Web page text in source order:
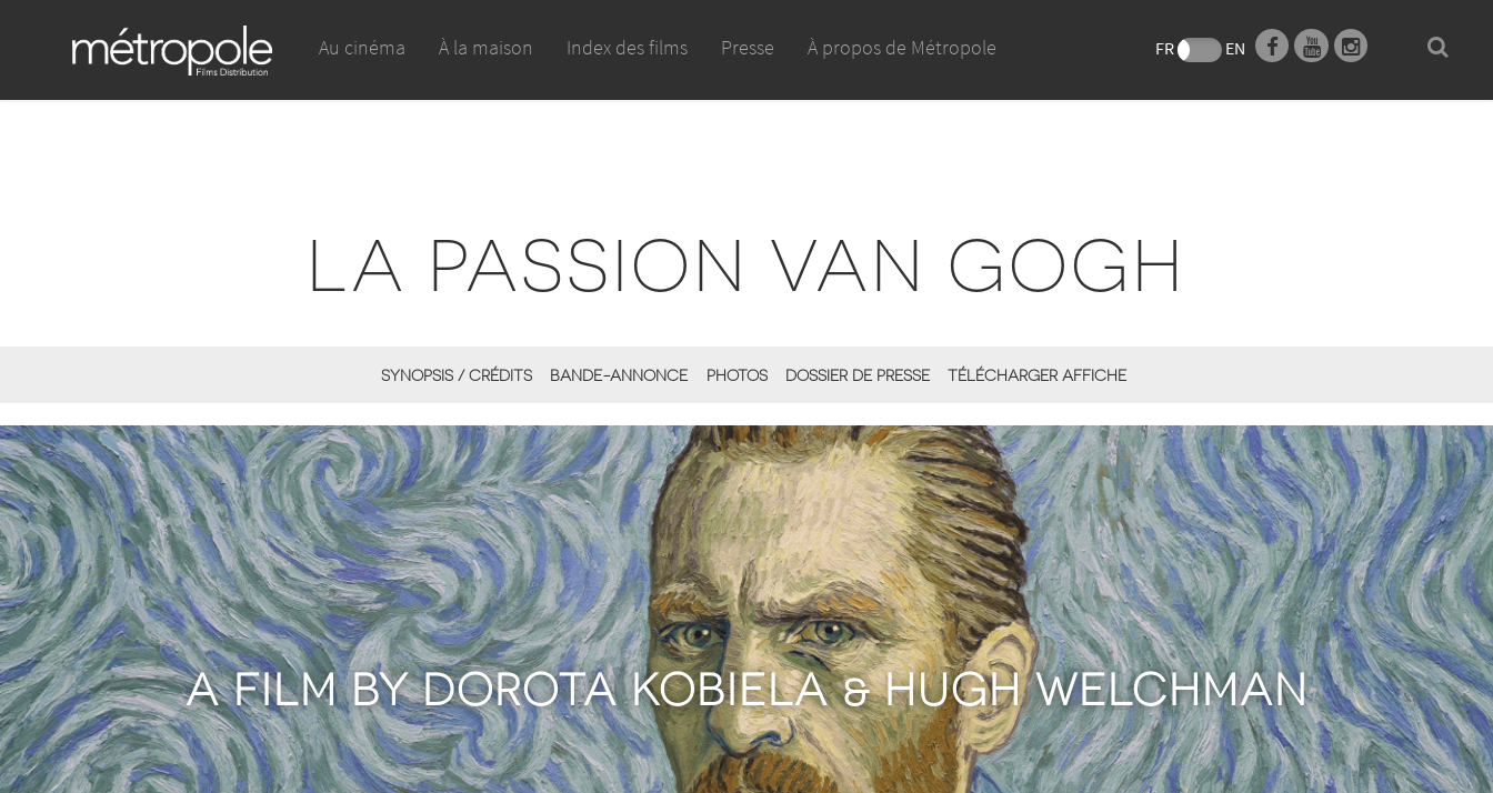
Au cinéma À la maison Index des films Presse À propos de Métropole FR EN
LA PASSION VAN GOGH
SYNOPSIS / CRÉDITS BANDE-ANNONCE PHOTOS DOSSIER DE PRESSE TÉLÉCHARGER AFFICHE
A FILM BY DOROTA KOBIELA & HUGH WELCHMAN